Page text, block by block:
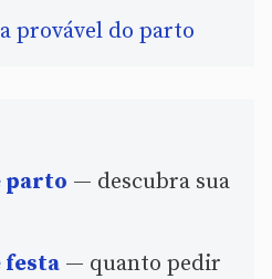
provável do parto
parto — descubra sua
festa — quanto pedir